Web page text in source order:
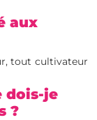
aux
tout cultivateur
dois-je
?